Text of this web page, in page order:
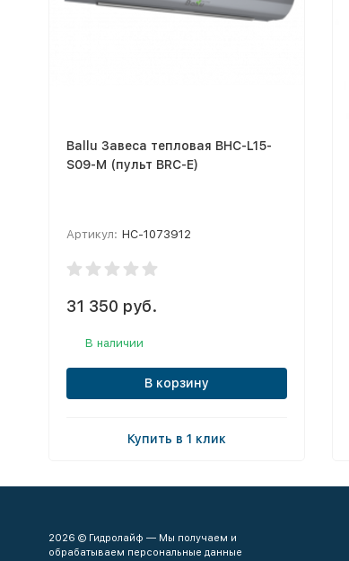
Ballu Завеса тепловая BHC-L15-
S09-M (пульт BRC-E)
Артикул: НС-1073912
31 350 руб.
В наличии
В корзину
Купить в 1 клик
2026 © Гидролайф — Мы получаем и
обрабатываем персональные данные